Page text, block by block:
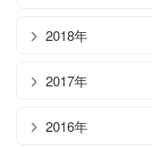
2018年
2017年
2016年